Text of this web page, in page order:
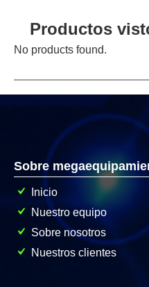
Productos
No products found.
Sobre
Inicio
Nuestro equipo
Sobre nosotros
Nuestros clientes